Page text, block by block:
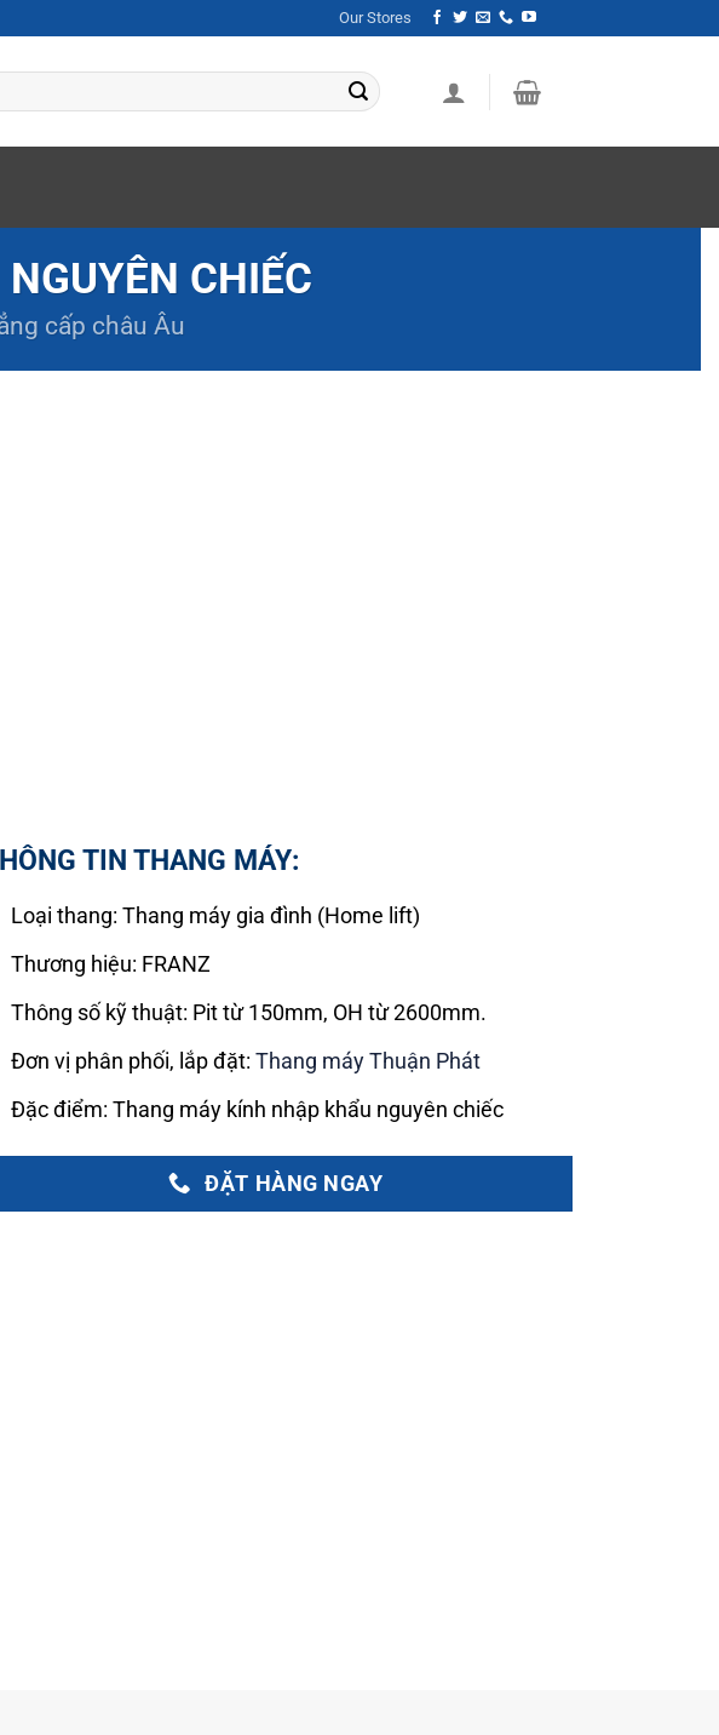
Our Stores
CHIẾC
cấp châu Âu
TIN THANG MÁY:
Loại thang: Thang máy gia đình (Home lift)
Thương hiệu: FRANZ
Thông số kỹ thuật: Pit từ 150mm, OH từ 2600mm.
Đơn vị phân phối, lắp đặt: Thang máy Thuận Phát
Đặc điểm: Thang máy kính nhập khẩu nguyên chiếc
ĐẶT HÀNG NGAY